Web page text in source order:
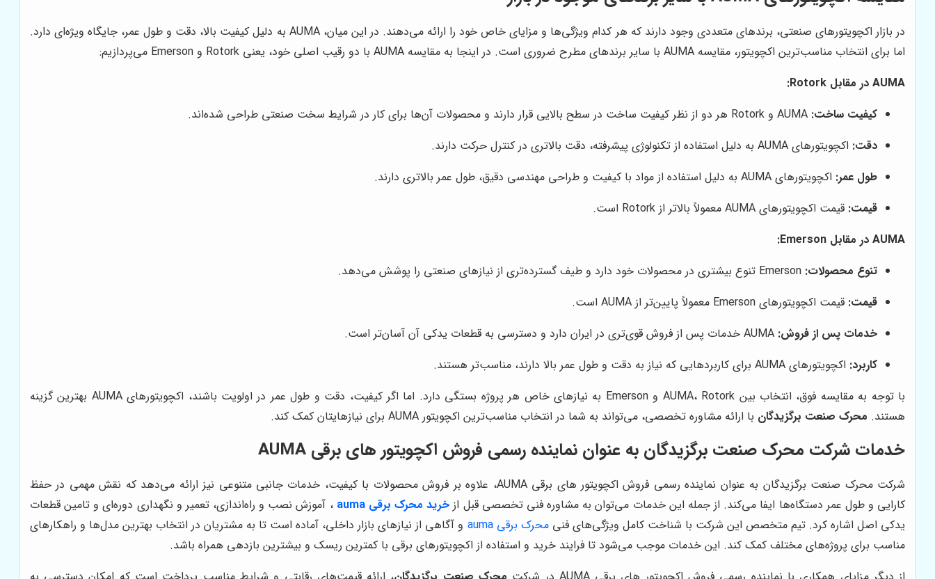
در بازار اکچویتورهای صنعتی، برندهای متعددی وجود دارند که هر کدام ویژگی‌ها و مزایای خاص خود را ارائه می‌دهند. در این میان، AUMA به دلیل کیفیت بالا، دقت و طول عمر، جایگاه ویژه‌ای دارد.
اما برای انتخاب مناسب‌ترین اکچویتور، مقایسه AUMA با سایر برندهای مطرح ضروری است. در اینجا به مقایسه AUMA با دو رقیب اصلی خود، یعنی Rotork و Emerson می‌پردازیم:
AUMA در مقابل Rotork:
کیفیت ساخت:
دقت: اکچویتورهای AUMA به دلیل استفاده از تکنولوژی پیشرفته، دقت بالاتری در کنترل حرکت دارند.
طول عمر: اکچویتورهای AUMA به دلیل استفاده از مواد با کیفیت و طراحی مهندسی دقیق، طول عمر بالاتری دارند.
قیمت: قیمت اکچویتورهای AUMA معمولاً بالاتر از Rotork است.
AUMA در مقابل Emerson:
تنوع محصولات:
قیمت: قیمت اکچویتورهای Emerson معمولاً پایین‌تر از AUMA است.
خدمات پس از فروش:
کاربرد: اکچویتورهای AUMA برای کاربردهایی که نیاز به دقت و طول عمر بالا دارند، مناسب‌تر هستند.
با توجه به مقایسه فوق، انتخاب بین AUMA، Rotork و Emerson به نیازهای خاص هر پروژه بستگی دارد. اما اگر کیفیت، دقت و طول عمر در اولویت باشند، اکچویتورهای AUMA بهترین گزینه
هستند. محرک صنعت برگزیدگان با ارائه مشاوره تخصصی، می‌تواند به شما در انتخاب مناسب‌ترین اکچویتور AUMA برای نیازهایتان کمک کند.
خدمات شرکت محرک صنعت برگزیدگان به عنوان نماینده رسمی فروش اکچویتور های برقی AUMA
شرکت محرک صنعت برگزیدگان به عنوان نماینده رسمی فروش اکچویتور های برقی AUMA، علاوه بر فروش محصولات با کیفیت، خدمات جانبی متنوعی نیز ارائه می‌دهد که نقش مهمی در حفظ
کارایی و طول عمر دستگاه‌ها ایفا می‌کند. از جمله این خدمات می‌توان به مشاوره فنی تخصصی قبل از خرید محرک برقی auma
، آموزش نصب و راه‌اندازی، تعمیر و نگهداری دوره‌ای و تامین قطعات
یدکی اصل اشاره کرد. تیم متخصص این شرکت با شناخت کامل ویژگی‌های فنیمحرک برقی auma
و آگاهی از نیازهای بازار داخلی، آماده است تا به مشتریان در انتخاب بهترین مدل‌ها و راهکارهای
مناسب برای پروژه‌های مختلف کمک کند. این خدمات موجب می‌شود تا فرایند خرید و استفاده از اکچویتورهای برقی با کمترین ریسک و بیشترین بازدهی همراه باشد.